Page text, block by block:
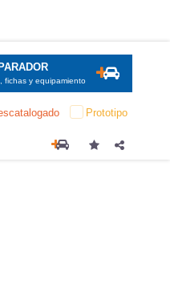
fichas y equipamiento
Prototipo